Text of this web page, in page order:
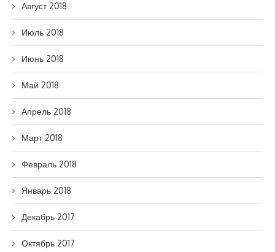
Август 2018
Июль 2018
Июнь 2018
Май 2018
Апрель 2018
Март 2018
Февраль 2018
Январь 2018
Декабрь 2017
Октябрь 2017